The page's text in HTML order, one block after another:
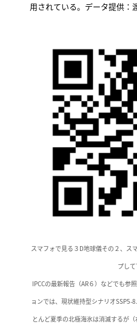
用されている。データ提供：
スマフォで見る３D地球儀その２、ス
プし
IPCCの最新報告（AR６）などでも参
ョンでは、現状維持型シナリオSSP5-
とんど夏季の北極海氷は消滅するが